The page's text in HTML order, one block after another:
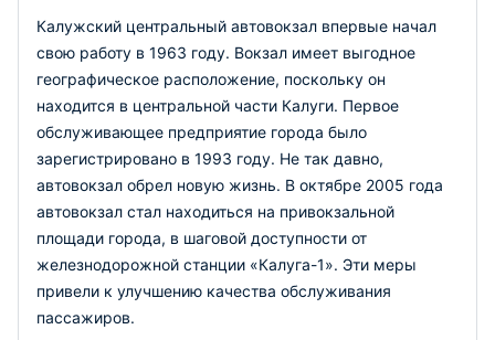
Калужский центральный автовокзал впервые начал
свою работу в 1963 году. Вокзал имеет выгодное
географическое расположение, поскольку он
находится в центральной части Калуги. Первое
обслуживающее предприятие города было
зарегистрировано в 1993 году. Не так давно,
автовокзал обрел новую жизнь. В октябре 2005 года
автовокзал стал находиться на привокзальной
площади города, в шаговой доступности от
железнодорожной станции «Калуга-1». Эти меры
привели к улучшению качества обслуживания
пассажиров.